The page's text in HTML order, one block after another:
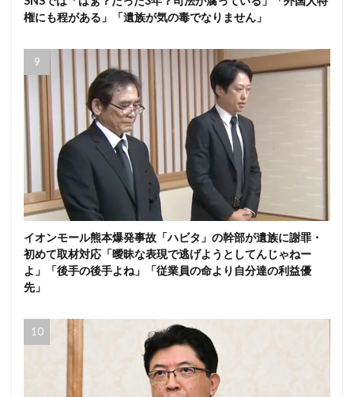
権にも程がある」「遺族が気の毒でなりません」
イオンモール熊本爆発事故「ハビタ」の幹部が遺族に謝罪・
初めて取材対応「曖昧な表現で逃げようとしてんじゃねー
よ」「後手の後手よね」「従業員の命より自分達の利益優
先」